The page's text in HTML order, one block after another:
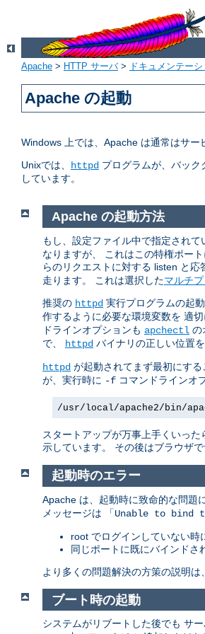
Apache > HTTP サーバ> ドキュメンテーシ
Apache の起動
Windows 上では、Apache は通常はサ
Unixでは、 httpd プログラムが、バッ
しています。
Apache の起動方法
もし、設定ファイル中で指定されて
なりますが、 これはこの特権ポー
らのリクエストに対する listen と応
走ります。 これは選択したマルチ
推奨の httpd 実行プログラムの起
作するように必要な環境変数を 適切
ドラインオプションも apchectl の
で、
httpd バイナリの正しい位置を
httpd が起動されてまず最初にする
が、実行時に -f コマンドラインオ
/usr/local/apache2/bin/
スタートアップが万事上手くいっ
示しています。 その後はブラウザ
起動時のエラー
Apache は、起動時に致命的な問題
メッセージは 「Unable to bind
root でログインしていない時
同じポートに既にバインドさ
より多くの問題解決の方策の説明は
ブート時の起動
システムがリブートした後でも サ